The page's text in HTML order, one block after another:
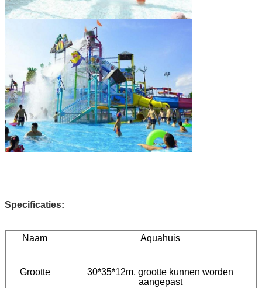
Specificaties:
Naam Aquahuis
Grootte
30*35*12m, grootte kunnen worden
aangepast